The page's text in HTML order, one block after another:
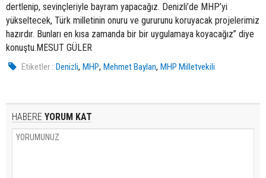
dertlenip, sevinçleriyle bayram yapacağız. Denizli’de MHP’yi
yükseltecek, Türk milletinin onuru ve gururunu koruyacak projelerimiz
hazırdır. Bunları en kısa zamanda bir bir uygulamaya koyacağız” diye
konuştu.MESUT GÜLER
Etiketler : Denizli,MHP,Mehmet Baylan,MHP Milletvekili
HABERE YORUM KAT